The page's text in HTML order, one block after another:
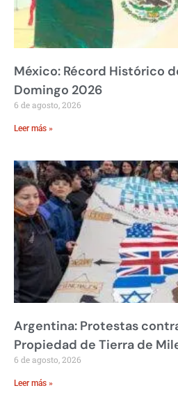
México: Récord Histórico
Domingo 2026
6 de agosto, 2026
Leer más »
Argentina: Protestas
Propiedad de Tierra de
6 de agosto, 2026
Leer más »